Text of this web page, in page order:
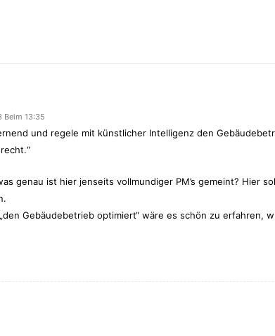
Beim 13:35
und regele mit künstlicher Intelligenz den
genau ist hier jenseits vollmundiger PM’s gemeint? Hier
Gebäudebetrieb optimiert“ wäre es schön zu erfahren,